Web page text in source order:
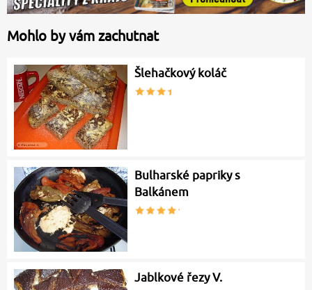
Mohlo by vám zachutnat
Šlehačkový koláč
Bulharské papriky s
Balkánem
Jablkové řezy V.